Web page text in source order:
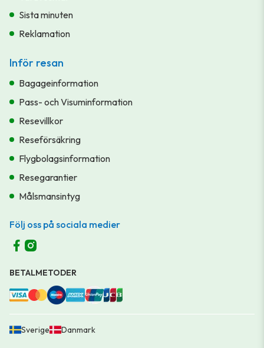
Sista minuten
Reklamation
Inför resan
Bagageinformation
Pass- och Visuminformation
Resevillkor
Reseförsäkring
Flygbolagsinformation
Resegarantier
Målsmansintyg
Följ oss på sociala medier
BETALMETODER
Sverige Danmark